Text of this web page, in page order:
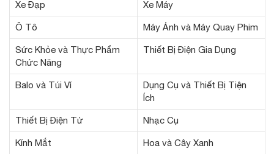
Xe Đạp Xe Máy
Ô Tô Máy Ảnh và Máy Quay Phim
Sức Khỏe và Thực Phẩm
Chức Năng
Thiết Bị Điện Gia Dụng
Balo và Túi Ví
Dụng Cụ và Thiết Bị Tiện
Ích
Thiết Bị Điện Tử Nhạc Cụ
Kính Mắt Hoa và Cây Xanh